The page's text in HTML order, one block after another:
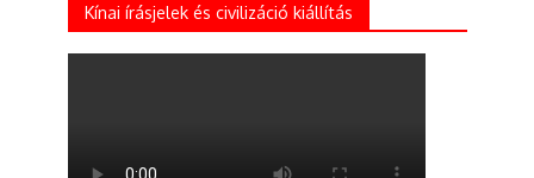
Kínai írásjelek és civilizáció kiállítás